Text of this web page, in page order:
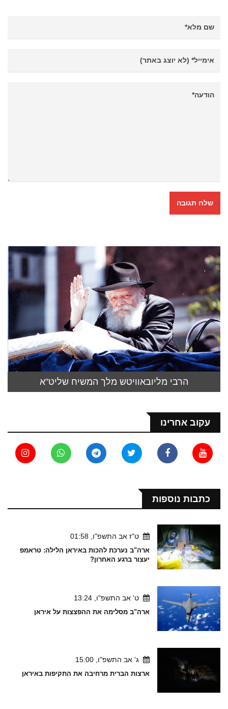
הרבי מליובאוויטש מלך המשיח שליט"א
עקוב אחרינו
כתבות נוספות
ט"ז אב התשפ"ו, 01:58
ארה"ב נערכת להכות באיראן הלילה: טראמפ
יעצור ברגע האחרון?
ט' אב התשפ"ו, 13:24
ארה"ב מסלימה את ההפצצות על איראן
ג' אב התשפ"ו, 15:00
ארצות הברית מרחיבה את התקיפות באיראן